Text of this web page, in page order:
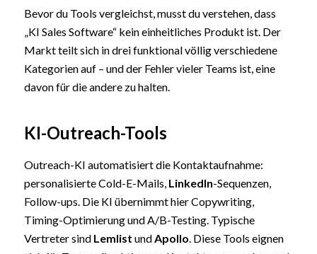
Bevor du Tools vergleichst, musst du verstehen, dass
„KI Sales Software“ kein einheitliches Produkt ist. Der
Markt teilt sich in drei funktional völlig verschiedene
Kategorien auf – und der Fehler vieler Teams ist, eine
davon für die andere zu halten.
KI-Outreach-Tools
Outreach-KI automatisiert die Kontaktaufnahme:
personalisierte Cold-E-Mails, LinkedIn-Sequenzen,
Follow-ups. Die KI übernimmt hier Copywriting,
Timing-Optimierung und A/B-Testing. Typische
Vertreter sind Lemlist undApollo. Diese Tools eignen